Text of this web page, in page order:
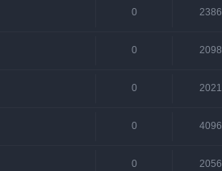
0 2386
0 2098
0 2021
0 4096
0 2056